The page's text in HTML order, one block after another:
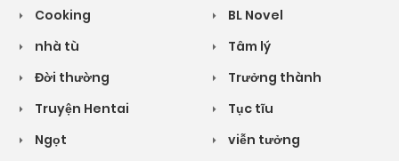
Cooking
BL Novel
nhà tù
Tâm lý
Đời thường
Trưởng thành
Truyện Hentai
Tục tĩu
Ngọt
viễn tưởng